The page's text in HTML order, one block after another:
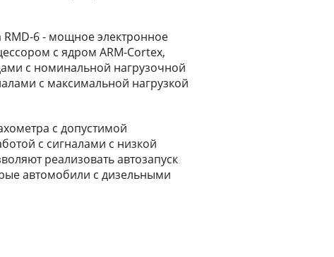
6 - мощное электронное
с ядром ARM-Cortex,
с номинальной нагрузочной
с максимальной нагрузкой
с допустимой
с сигналами с низкой
реализовать автозапуск
автомобили с дизельными